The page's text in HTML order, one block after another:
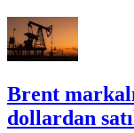
Brent
dollardan